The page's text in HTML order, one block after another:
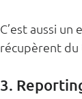
C’est aussi
récupèrent du
3.